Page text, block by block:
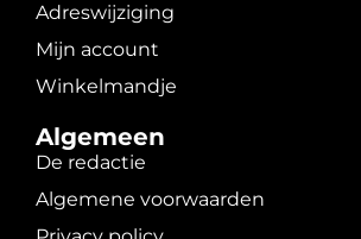
Adreswijziging
Mijn account
Winkelmandje
Algemeen
De redactie
Algemene voorwaarden